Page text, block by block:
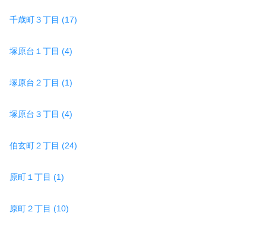
千歳町３丁目 (17)
塚原台１丁目 (4)
塚原台２丁目 (1)
塚原台３丁目 (4)
伯玄町２丁目 (24)
原町１丁目 (1)
原町２丁目 (10)